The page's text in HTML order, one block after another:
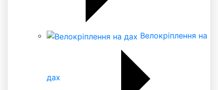
Велокріплення на
дах